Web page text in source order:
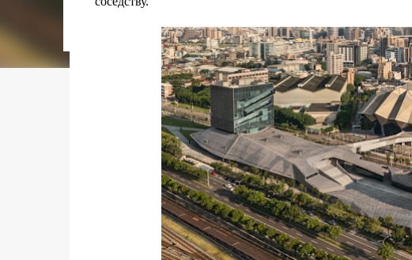
городском конкурсе 2021 года и получением
качества» от Федерации застройщиков Окситании в
современный средиземноморский манифест.
прошлом участка с принц...